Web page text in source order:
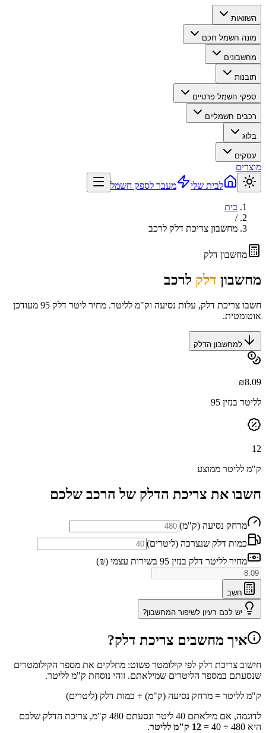
השוואות
מונה חשמל חכם
מחשבונים
תובנות
ספקי חשמל פרטיים
רכבים חשמליים
בלוג
עסקים
מוצרים
לבית שלי
מעבר לספק חשמל
בית
/
מחשבון צריכת דלק לרכב
מחשבון דלק
מחשבון דלק לרכב
חשבו צריכת דלק, עלות נסיעה וק"מ לליטר. מחיר ליטר דלק 95 מעודכן
אוטומטית.
למחשבון הדלק
₪8.09
לליטר בנזין 95
12
ק"מ לליטר ממוצע
חשבו את צריכת הדלק של הרכב שלכם
מרחק נסיעה (ק"מ)
כמות דלק שנצרכה (ליטרים)
מחיר לליטר דלק בנזין 95 בשירות עצמי (₪)
חשב
יש לכם רעיון לשיפור המחשבון?
איך מחשבים צריכת דלק?
חישוב צריכת דלק לפי קילומטר פשוט: מחלקים את מספר הקילומטרים
שנסעתם במספר הליטרים שמילאתם. זוהי נוסחת ק"מ לליטר.
ק"מ לליטר = מרחק נסיעה (ק"מ) ÷ כמות דלק (ליטרים)
לדוגמה, אם מילאתם 40 ליטר ונסעתם 480 ק"מ, צריכת הדלק שלכם
היא 480 ÷ 40 =
12 ק"מ לליטר
.